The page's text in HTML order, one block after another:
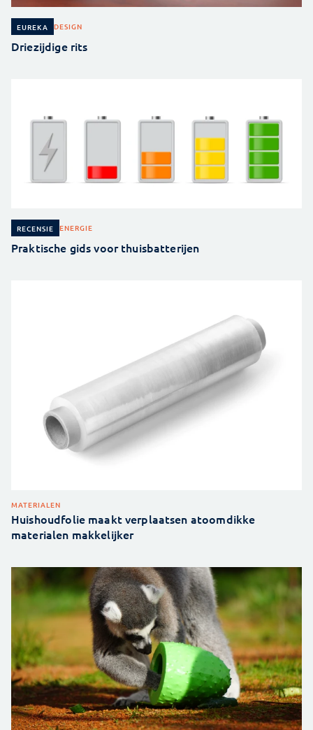
EUREKA DESIGN
Driezijdige rits
RECENSIE ENERGIE
Praktische gids voor thuisbatterijen
MATERIALEN
Huishoudfolie maakt verplaatsen atoomdikke
materialen makkelijker